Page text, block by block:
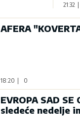
21:32 |
AFERA
18:20 0
EVROPA SAD
sledeće nedelje